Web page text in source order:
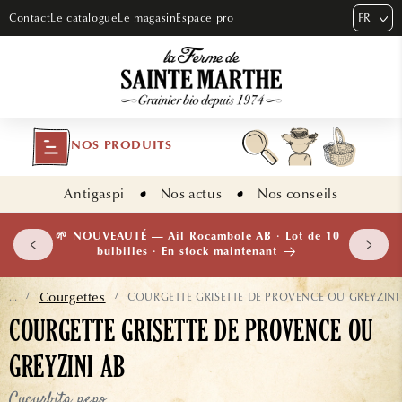
ET PASSER
ContactLe catalogueLe magasinEspace pro FR
NOS PRODUITS
Antigaspi Nos actus Nos conseils
🌱 NOUVEAUTÉ — Ail Rocambole AB · Lot de 10
bulbilles · En stock maintenant
... / Courgettes / COURGETTE GRISETTE DE PROVENCE OU GREYZINI
COURGETTE GRISETTE DE PROVENCE OU
GREYZINI AB